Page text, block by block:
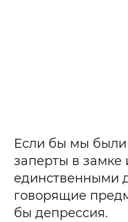
Если бы мы были
заперты в
единственными
говорящие
бы депрессия.